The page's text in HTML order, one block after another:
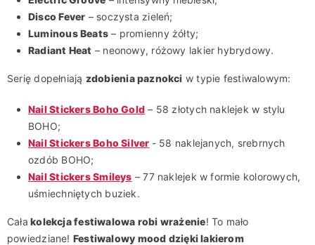
Disco Fever – soczysta zieleń;
Luminous Beats – promienny żółty;
Radiant Heat – neonowy, różowy lakier hybrydowy.
Serię dopełniają zdobienia paznokci w typie festiwalowym:
Nail Stickers Boho Gold – 58 złotych naklejek w stylu
BOHO;
Nail Stickers Boho Silver - 58 naklejanych, srebrnych
ozdób BOHO;
Nail Stickers Smileys – 77 naklejek w formie kolorowych,
uśmiechniętych buziek.
Cała kolekcja festiwalowa robi wrażenie! To mało
powiedziane! Festiwalowy mood dzięki lakierom